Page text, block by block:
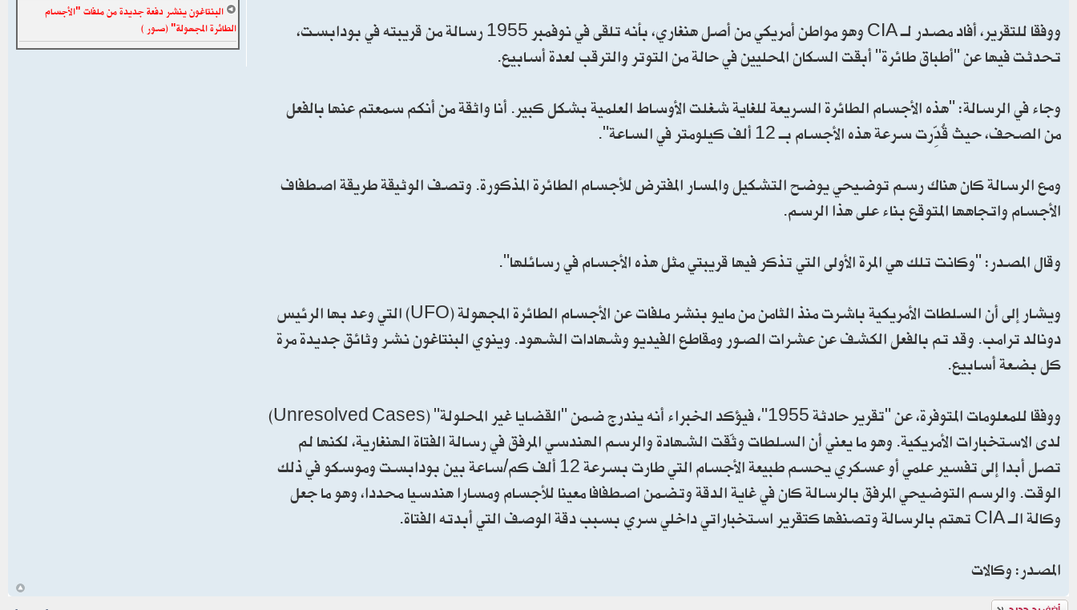
ووفقا للتقرير، أفاد مصدر لـ CIA وهو مواطن أمريكي من أصل هنغاري، بأنه تلقى في نوفمبر 1955 رسالة من قريبته في بودابست،
تحدثت فيها عن "أطباق طائرة" أبقت السكان المحليين في حالة من التوتر والترقب لعدة أسابيع.
وجاء في الرسالة: "هذه الأجسام الطائرة السريعة للغاية شغلت الأوساط العلمية بشكل كبير. أنا واثقة من أنكم سمعتم عنها بالفعل
من الصحف، حيث قُدِّرت سرعة هذه الأجسام بـ 12 ألف كيلومتر في الساعة".
ومع الرسالة كان هناك رسم توضيحي يوضح التشكيل والمسار المفترض للأجسام الطائرة المذكورة. وتصف الوثيقة طريقة اصطفاف
الأجسام واتجاهها المتوقع بناء على هذا الرسم.
وقال المصدر: "وكانت تلك هي المرة الأولى التي تذكر فيها قريبتي مثل هذه الأجسام في رسائلها".
ويشار إلى أن السلطات الأمريكية باشرت منذ الثامن من مايو بنشر ملفات عن الأجسام الطائرة المجهولة (UFO) التي وعد بها الرئيس
دونالد ترامب. وقد تم بالفعل الكشف عن عشرات الصور ومقاطع الفيديو وشهادات الشهود. وينوي البنتاغون نشر وثائق جديدة مرة
كل بضعة أسابيع.
ووفقا للمعلومات المتوفرة، عن "تقرير حادثة 1955"، فيؤكد الخبراء أنه يندرج ضمن "القضايا غير المحلولة" (Unresolved Cases)
لدى الاستخبارات الأمريكية. وهو ما يعني أن السلطات وثّقت الشهادة والرسم الهندسي المرفق في رسالة الفتاة الهنغارية، لكنها لم
تصل أبدا إلى تفسير علمي أو عسكري يحسم طبيعة الأجسام التي طارت بسرعة 12 ألف كم/ساعة بين بودابست وموسكو في ذلك
الوقت. والرسم التوضيحي المرفق بالرسالة كان في غاية الدقة وتضمن اصطفافا معينا للأجسام ومسارا هندسيا محددا، وهو ما جعل
وكالة الـ CIA تهتم بالرسالة وتصنفها كتقرير استخباراتي داخلي سري بسبب دقة الوصف التي أبدته الفتاة.
المصدر: وكالات
البنتاغون ينشر دفعة جديدة من ملفات "الأجسام
الطائرة المجهولة" (صور )